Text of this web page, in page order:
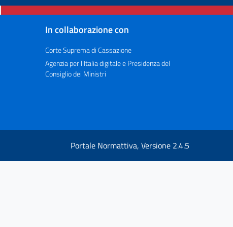
In collaborazione con
Corte Suprema di Cassazione
Agenzia per l’Italia digitale e Presidenza del
Consiglio dei Ministri
Portale Normattiva, Versione 2.4.5